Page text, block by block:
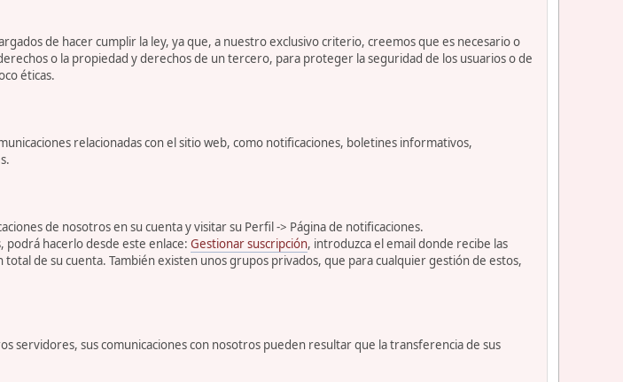
de hacer cumplir la ley, ya que, a nuestro exclusivo criterio, creemos que es necesario o
o la propiedad y derechos de un tercero, para proteger la seguridad de los usuarios o de
éticas.
relacionadas con el sitio web, como notificaciones, boletines informativos,
de nosotros en su cuenta y visitar su Perfil -> Página de notificaciones.
podrá hacerlo desde este enlace: Gestionar suscripción, introduzca el email donde recibe las
de su cuenta. También existen unos grupos privados, que para cualquier gestión de estos,
servidores, sus comunicaciones con nosotros pueden resultar que la transferencia de sus